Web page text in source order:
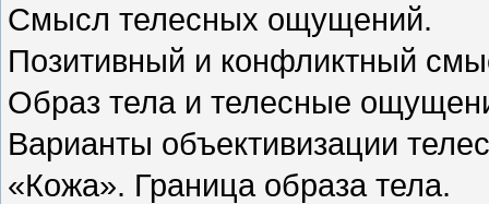
Смысл телесных ощущений.
Позитивный и конфликтный
Образ тела и телесные
Варианты объективизации
«Кожа». Граница образа тела.